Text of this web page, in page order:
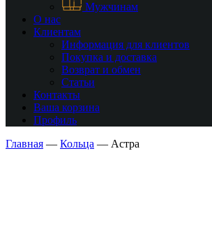
Мужчинам
О нас
Клиентам
Информация для клиентов
Покупка и доставка
Возврат и обмен
Статьи
Контакты
Ваша корзина
Профиль
Главная — Кольца — Астра